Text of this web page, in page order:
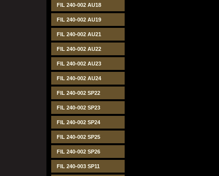
FIL 240-002 AU18
FIL 240-002 AU19
FIL 240-002 AU21
FIL 240-002 AU22
FIL 240-002 AU23
FIL 240-002 AU24
FIL 240-002 SP22
FIL 240-002 SP23
FIL 240-002 SP24
FIL 240-002 SP25
FIL 240-002 SP26
FIL 240-003 SP11